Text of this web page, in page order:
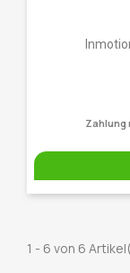
Zahlung
1 - 6 von 6